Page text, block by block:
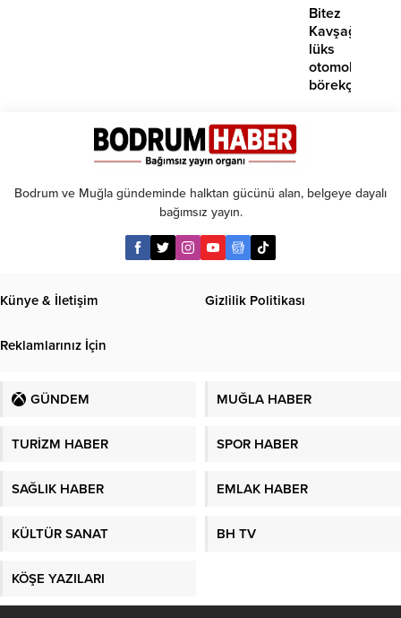
Bitez
Kavşağı’nda
lüks
otomobil
börekçiye
Bodrum ve Muğla gündeminde halktan gücünü alan, belgeye dayalı
bağımsız yayın.
Künye & İletişim Gizlilik Politikası
Reklamlarınız İçin
GÜNDEM MUĞLA HABER
TURİZM HABER SPOR HABER
SAĞLIK HABER EMLAK HABER
KÜLTÜR SANAT BH TV
KÖŞE YAZILARI